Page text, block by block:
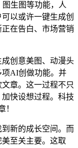
生图等功能，人
以或许一键生成创
在告白、市场营销
创意美图、动漫头
AI创做功能。并
章。这一过程不只
快设想过程。科技
！
新的成长空间。而
至关主要。这取